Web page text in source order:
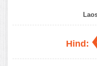
Hind: